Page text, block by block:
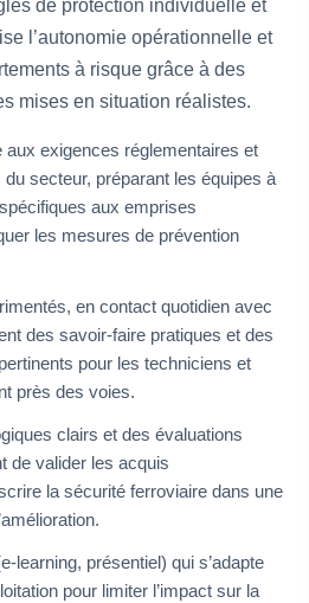
de protection individuelle et
l’autonomie opérationnelle et
à risque grâce à des
mises en situation réalistes.
aux exigences réglementaires et
secteur, préparant les équipes à
aux emprises
les mesures de prévention
en contact quotidien avec
des savoir‑faire pratiques et des
pour les techniciens et
près des voies.
clairs et des évaluations
de valider les acquis
la sécurité ferroviaire dans une
présentiel) qui s’adapte
pour limiter l’impact sur la